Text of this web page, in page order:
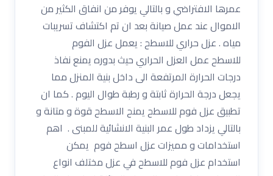
عمرها الافتراضي و بالتالي يوفر من انفاق الكثير من
الاموال عند عمل صيانة بعد ان تم اكتشاف تسريبات
مياه . عزل حراري للاسطح : يعمل عزل الفوم
للاسطح عمل العزل الحراري حيث بدوره يمنع نفاذ
درجات الحرارة المرتفعة الى داخل بنية المنزل مما
يجعل درجة الحرارة ثابتة و رطبة طوال اليوم . كما ان
تطبيق عزل فوم للاسطح يمنح الاسطح قوة و متانة و
بالتالي يزداد طول عمر البنية الانشائية للمبنى . اهم
استخدامات و مميزات عزل اسطح فوم يمكن
استخدام عزل فوم للاسطح في عزل مختلف انواع